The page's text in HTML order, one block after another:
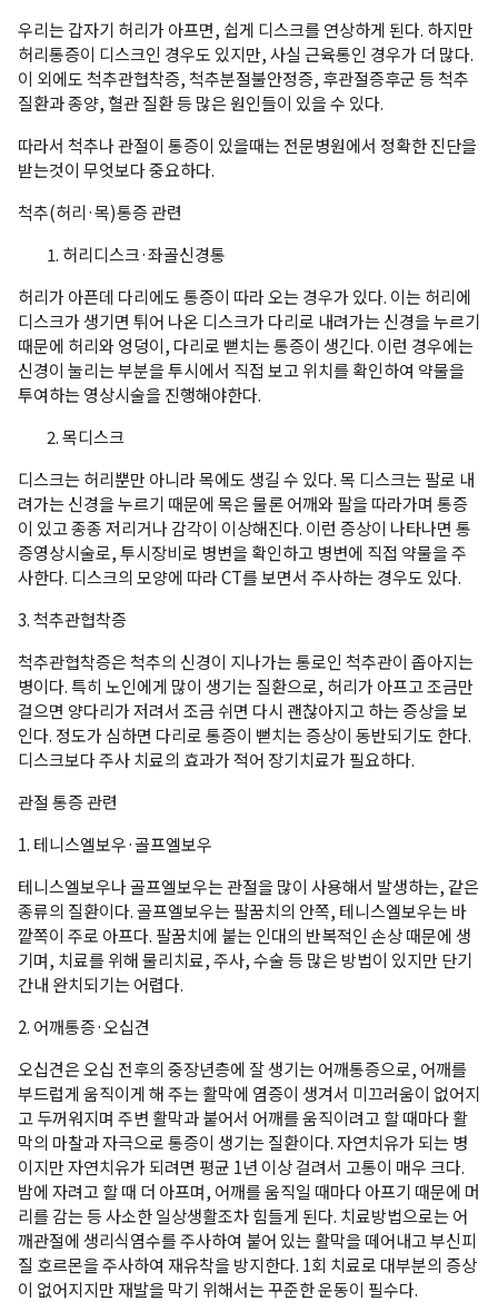
우리는 갑자기 허리가 아프면, 쉽게 디스크를 연상하게 된다. 하지만
허리통증이 디스크인 경우도 있지만, 사실 근육통인 경우가 더 많다.
이 외에도 척추관협착증, 척추분절불안정증, 후관절증후군 등 척추
질환과 종양, 혈관 질환 등 많은 원인들이 있을 수 있다.
따라서 척추나 관절이 통증이 있을때는 전문병원에서 정확한 진단을
받는것이 무엇보다 중요하다.
척추(허리·목)통증 관련
허리디스크·좌골신경통
허리가 아픈데 다리에도 통증이 따라 오는 경우가 있다. 이는 허리에
디스크가 생기면 튀어 나온 디스크가 다리로 내려가는 신경을 누르기
때문에 허리와 엉덩이, 다리로 뻗치는 통증이 생긴다. 이런 경우에는
신경이 눌리는 부분을 투시에서 직접 보고 위치를 확인하여 약물을
투여하는 영상시술을 진행해야한다.
목디스크
디스크는 허리뿐만 아니라 목에도 생길 수 있다. 목 디스크는 팔로 내
려가는 신경을 누르기 때문에 목은 물론 어깨와 팔을 따라가며 통증
이 있고 종종 저리거나 감각이 이상해진다. 이런 증상이 나타나면 통
증영상시술로, 투시장비로 병변을 확인하고 병변에 직접 약물을 주
사한다. 디스크의 모양에 따라 CT를 보면서 주사하는 경우도 있다.
3. 척추관협착증
척추관협착증은 척추의 신경이 지나가는 통로인 척추관이 좁아지는
병이다. 특히 노인에게 많이 생기는 질환으로, 허리가 아프고 조금만
걸으면 양다리가 저려서 조금 쉬면 다시 괜찮아지고 하는 증상을 보
인다. 정도가 심하면 다리로 통증이 뻗치는 증상이 동반되기도 한다.
디스크보다 주사 치료의 효과가 적어 장기치료가 필요하다.
관절 통증 관련
1. 테니스엘보우·골프엘보우
테니스엘보우나 골프엘보우는 관절을 많이 사용해서 발생하는, 같은
종류의 질환이다. 골프엘보우는 팔꿈치의 안쪽, 테니스엘보우는 바
깥쪽이 주로 아프다. 팔꿈치에 붙는 인대의 반복적인 손상 때문에 생
기며, 치료를 위해 물리치료, 주사, 수술 등 많은 방법이 있지만 단기
간내 완치되기는 어렵다.
2. 어깨통증·오십견
오십견은 오십 전후의 중장년층에 잘 생기는 어깨통증으로, 어깨를
부드럽게 움직이게 해 주는 활막에 염증이 생겨서 미끄러움이 없어지
고 두꺼워지며 주변 활막과 붙어서 어깨를 움직이려고 할 때마다 활
막의 마찰과 자극으로 통증이 생기는 질환이다. 자연치유가 되는 병
이지만 자연치유가 되려면 평균 1년 이상 걸려서 고통이 매우 크다.
밤에 자려고 할 때 더 아프며, 어깨를 움직일 때마다 아프기 때문에 머
리를 감는 등 사소한 일상생활조차 힘들게 된다. 치료방법으로는 어
깨관절에 생리식염수를 주사하여 붙어 있는 활막을 떼어내고 부신피
질 호르몬을 주사하여 재유착을 방지한다. 1회 치료로 대부분의 증상
이 없어지지만 재발을 막기 위해서는 꾸준한 운동이 필수다.